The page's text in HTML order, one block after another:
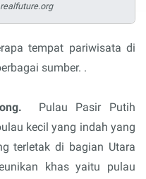
tempat pariwisata di
sumber. .
Pulau Pasir Putih
kecil yang indah yang
terletak di bagian Utara
khas yaitu pulau